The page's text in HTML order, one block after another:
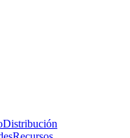
Distribución